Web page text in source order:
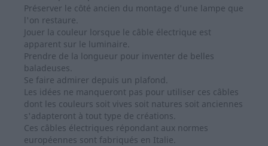
Préserver le côté ancien du montage d'une lampe que
l'on restaure.
Jouer la couleur lorsque le câble électrique est
apparent sur le luminaire.
Prendre de la longueur pour inventer de belles
baladeuses.
Se faire admirer depuis un plafond.
Les idées ne manqueront pas pour utiliser ces câbles
dont les couleurs soit vives soit natures soit anciennes
s'adapteront à tout type de créations.
Ces câbles électriques répondant aux normes
européennes sont fabriqués en Italie.